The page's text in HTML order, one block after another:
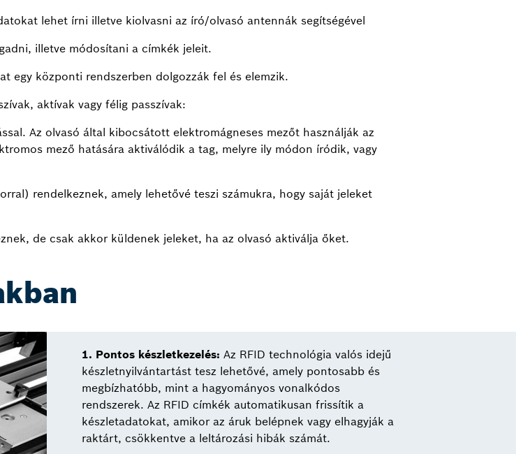
lehet írni illetve kiolvasni az író/olvasó antennák segítségével
illetve módosítani a címkék jeleit.
egy központi rendszerben dolgozzák fel és elemzik.
aktívak vagy félig passzívak:
Az olvasó által kibocsátott elektromágneses mezőt használják az
mező hatására aktiválódik a tag, melyre ily módon íródik, vagy
rendelkeznek, amely lehetővé teszi számukra, hogy saját jeleket
de csak akkor küldenek jeleket, ha az olvasó aktiválja őket.
1. Pontos készletkezelés: Az RFID technológia valós idejű
készletnyilvántartást tesz lehetővé, amely pontosabb és
megbízhatóbb, mint a hagyományos vonalkódos
rendszerek. Az RFID címkék automatikusan frissítik a
készletadatokat, amikor az áruk belépnek vagy elhagyják a
raktárt, csökkentve a leltározási hibák számát.